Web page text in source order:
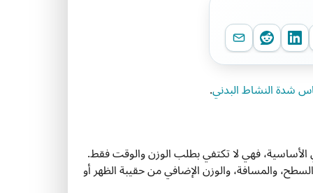
.
فهي لا تكتفي بطلب الوزن والوقت فقط.
والمسافة، والوزن الإضافي من حقيبة الظهر أو